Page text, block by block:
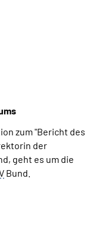
zum "Bericht des
der
geht es um die
Bund.